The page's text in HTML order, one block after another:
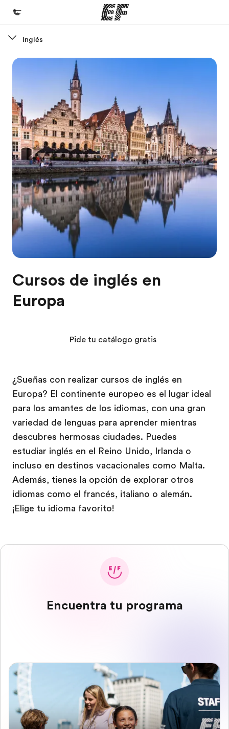
Bienvenido a EF
Ver todo lo que hacemos
Oficinas
Encuentra una oficina
Sobre nosotros
Quiénes somos
Trabajos
Únete al equipo
Inglés
Cursos de inglés en
Europa
¿Sueñas con realizar cursos de inglés en
Europa? El continente europeo es el lugar ideal
para los amantes de los idiomas, con una gran
variedad de lenguas para aprender mientras
descubres hermosas ciudades. Puedes
estudiar inglés en el Reino Unido, Irlanda o
incluso en destinos vacacionales como Malta.
Además, tienes la opción de explorar otros
idiomas como el francés, italiano o alemán.
¡Elige tu idioma favorito!
Pide tu catálogo gratis
Encuentra tu programa